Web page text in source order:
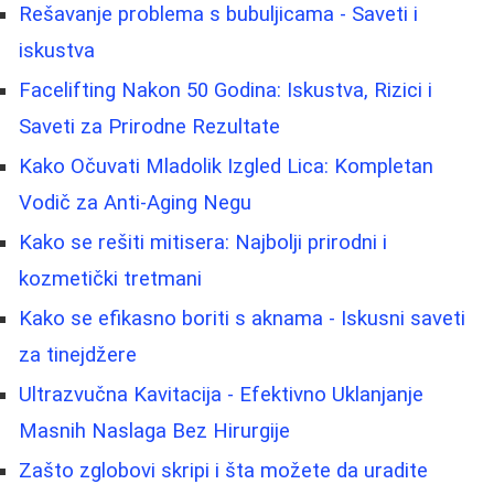
Rešavanje problema s bubuljicama - Saveti i
iskustva
Facelifting Nakon 50 Godina: Iskustva, Rizici i
Saveti za Prirodne Rezultate
Kako Očuvati Mladolik Izgled Lica: Kompletan
Vodič za Anti-Aging Negu
Kako se rešiti mitisera: Najbolji prirodni i
kozmetički tretmani
Kako se efikasno boriti s aknama - Iskusni saveti
za tinejdžere
Ultrazvučna Kavitacija - Efektivno Uklanjanje
Masnih Naslaga Bez Hirurgije
Zašto zglobovi skripi i šta možete da uradite